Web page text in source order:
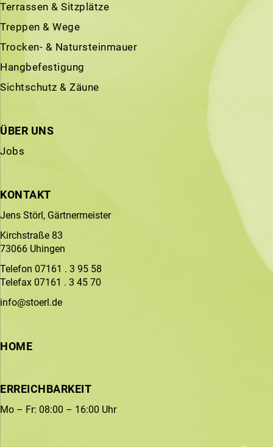
Terrassen & Sitzplätze
Treppen & Wege
Trocken- & Natursteinmauer
Hangbefestigung
Sichtschutz & Zäune
ÜBER UNS
Jobs
KONTAKT
Jens Störl, Gärtnermeister
Kirchstraße 83
73066 Uhingen
Telefon 07161 . 3 95 58
Telefax 07161 . 3 45 70
info@stoerl.de
HOME
ERREICHBARKEIT
Mo – Fr: 08:00 – 16:00 Uhr